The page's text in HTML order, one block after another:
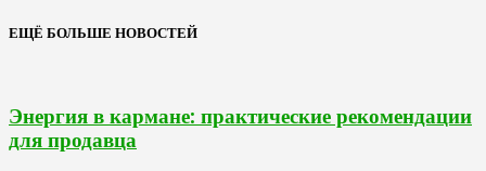
ЕЩЁ БОЛЬШЕ НОВОСТЕЙ
Энергия в кармане: практические рекомендации
для продавца